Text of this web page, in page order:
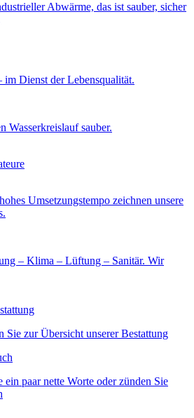
Abwärme, das ist sauber, sicher
im Dienst der Lebensqualität.
Wasserkreislauf sauber.
Umsetzungstempo zeichnen unsere
– Klima – Lüftung – Sanitär. Wir
Sie zur Übersicht unserer Bestattung
ein paar nette Worte oder zünden Sie